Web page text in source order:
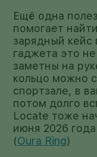
Ещё одна
помогает
зарядный кейс
гаджета это
заметны на
кольцо можно
спортзале, в
потом долго
Locate тоже
июня 2026
(Oura Ring)